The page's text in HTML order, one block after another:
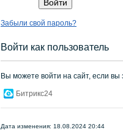
Забыли свой пароль?
Войти как пользователь
Вы можете войти на сайт, если вы
Битрикс24
Дата изменения: 18.08.2024 20:44